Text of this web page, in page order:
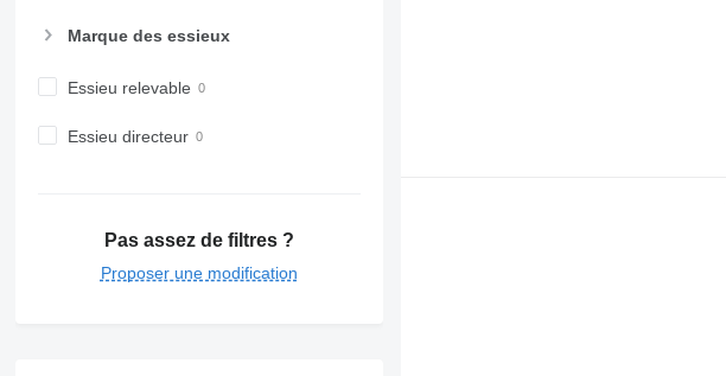
Marque des essieux
Essieu relevable
Essieu directeur
Pas assez de filtres ?
Proposer une modification